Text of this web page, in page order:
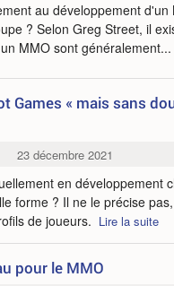
au développement
? Selon Greg Street, il
MMO sont généralement...
Games « mais sans
23 décembre 2021
en développement
forme ? Il ne le précise
de joueurs. Lire la suite
pour le MMO